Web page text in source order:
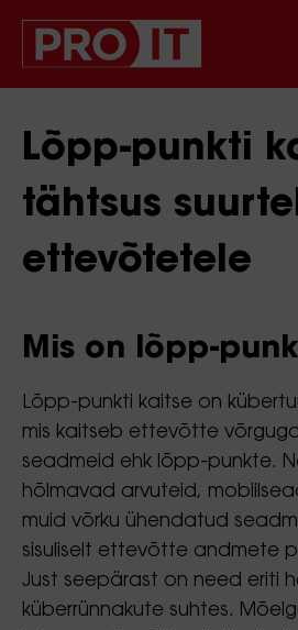
Lõpp-punkti
tähtsus
ettevõtetele
Mis on lõpp-
Lõpp-punkti kaitse on
mis kaitseb ettevõtte
seadmeid ehk lõpp-punkte.
hõlmavad arvuteid,
muid võrku ühendatud
sisuliselt ettevõtte andmete
Just seepärast on need eriti
küberrünnakute suhtes.